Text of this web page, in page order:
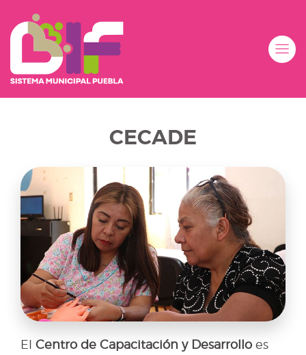
CECADE
El Centro de Capacitación y Desarrollo es